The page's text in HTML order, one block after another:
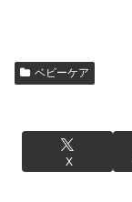
ベビーケア
X